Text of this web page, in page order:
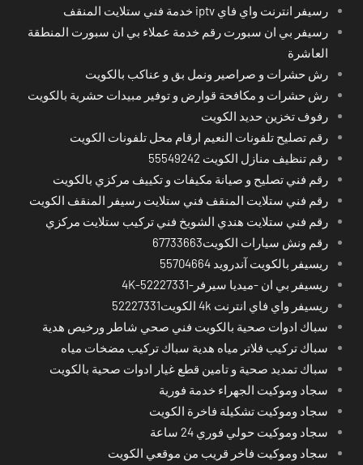
رسيفر انترنت واي فاي iptv خدمة فني ستلايت المنقف
رسيفر بي ان سبورت رقم خدمة عملاء بي ان سبورت المنطقة
العاشرة
رش حشرات و صراصير ونمل بق و عناكب بالكويت
رش حشرات و مكافحة قوارض و توفير مبيدات حشرية بالكويت
رفوف تخزين حديد الكويت
رقم تصليح تلفونات النعيم ارقام محل تلفونات الكويت
رقم تنظيف منازل الكويت 55549242
رقم فني تصليح و صيانة مكيفات و تكييف مركزي بالكويت
رقم فني ستلايت المنقف فني ستلايت رسيفر المنقف الكويت
رقم فني ستلايت هندي الشويخ فني تركيب ستلايت مركزي
رقم ونش سيارات الكويت67733663
ريسيفر بالكويت آندرويد 55704664
ريسيفر بي ان -ميديا سيرفر-4K-52227331
ريسيفر واي فاي انترنت 4k الكويت52227331
سباك ادوات صحية بالكويت فني صحي شاطر ورخيص هدية
سباك تركيب فلاتر مياه هدية سباك تركيب مضخات مياه
سباك تمديد صحية و تامين قطع غيار ادوات صحية بالكويت
سجاد وموكيت الجهراء خدمة فورية
سجاد وموكيت تشكيلة فاخرة الكويت
سجاد وموكيت حولي فوري 24 ساعة
سجاد وموكيت فاخر قريب من موقعي الكويت